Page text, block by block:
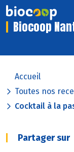
Biocoop
Accueil
Toutes nos
Cocktail à la
Partager sur